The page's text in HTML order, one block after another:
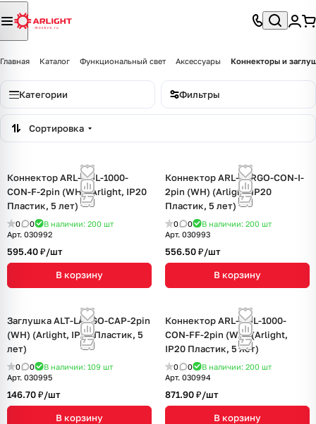
Главная Каталог Функциональный свет Аксессуары Коннекторы и
Категории Фильтры
Сортировка
Коннектор ARL-TAIL-1000-
CON-F-2pin (WH) (Arlight, IP20
Пластик, 5 лет)
0 0 В наличии: 200 шт
Арт. 030992
595.40 ₽/шт
В корзину
Коннектор ARL-LARGO-CON-I-
2pin (WH) (Arlight, IP20
Пластик, 5 лет)
0 0 В наличии: 200 шт
Арт. 030993
556.50 ₽/шт
В корзину
Заглушка ALT-LARGO-CAP-2pin
(WH) (Arlight, IP20 Пластик, 5
лет)
0 0 В наличии: 109 шт
Арт. 030995
146.70 ₽/шт
В корзину
Коннектор ARL-TAIL-1000-
CON-FF-2pin (WH) (Arlight,
IP20 Пластик, 5 лет)
0 0 В наличии: 200 шт
Арт. 030994
871.90 ₽/шт
В корзину